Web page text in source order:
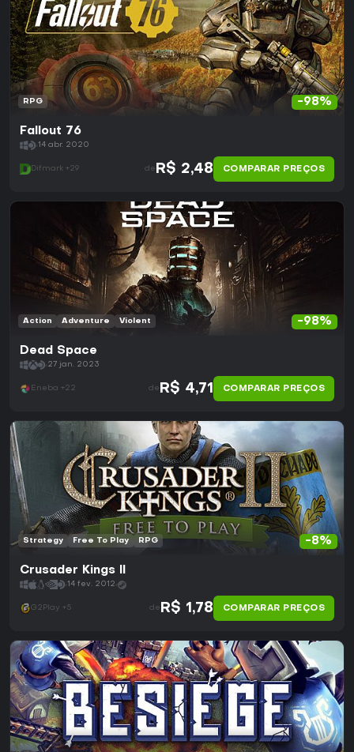
-98%
RPG
Fallout 76
14 abr. 2020
Difmark +29 de R$ 2,48 COMPARAR PREÇOS
-98%
Action Adventure Violent
Dead Space
27 jan. 2023
Eneba +22 de R$ 4,71 COMPARAR PREÇOS
-8%
Strategy Free To Play RPG
Crusader Kings II
14 fev. 2012
G2Play +5 de R$ 1,78 COMPARAR PREÇOS